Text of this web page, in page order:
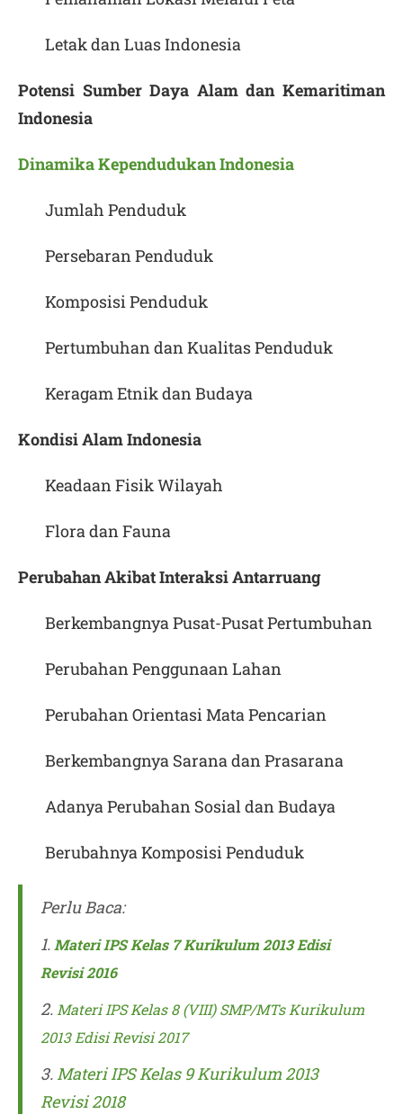
Letak dan Luas Indonesia
Potensi Sumber Daya Alam dan Kemaritiman
Indonesia
Dinamika Kependudukan Indonesia
Jumlah Penduduk
Persebaran Penduduk
Komposisi Penduduk
Pertumbuhan dan Kualitas Penduduk
Keragam Etnik dan Budaya
Kondisi Alam Indonesia
Keadaan Fisik Wilayah
Flora dan Fauna
Perubahan Akibat Interaksi Antarruang
Berkembangnya Pusat-Pusat Pertumbuhan
Perubahan Penggunaan Lahan
Perubahan Orientasi Mata Pencarian
Berkembangnya Sarana dan Prasarana
Adanya Perubahan Sosial dan Budaya
Berubahnya Komposisi Penduduk
Perlu Baca:
1.Materi IPS Kelas 7 Kurikulum 2013 Edisi
Revisi 2016
2.Materi IPS Kelas 8 (VIII) SMP/MTs Kurikulum
2013 Edisi Revisi 2017
3. Materi IPS Kelas 9 Kurikulum 2013
Revisi 2018